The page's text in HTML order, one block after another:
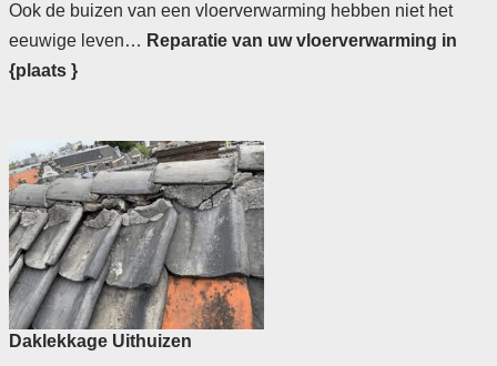
Ook de buizen van een vloerverwarming hebben niet het
eeuwige leven… Reparatie van uw vloerverwarming in
{plaats }
Daklekkage Uithuizen